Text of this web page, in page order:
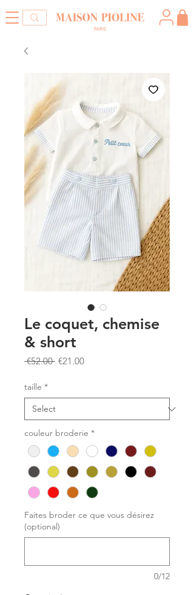
Le coquet, chemise
& short
€52.00 Regular
€21.00Sale
taille *
couleur broderie *
Faites broder ce que vous désirez
(optional)
0/12